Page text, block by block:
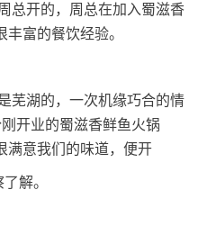
，周总在加入蜀滋香
富的餐饮经验。
，一次机缘巧合的情
开业的蜀滋香鲜鱼火锅
满意我们的味道，便开